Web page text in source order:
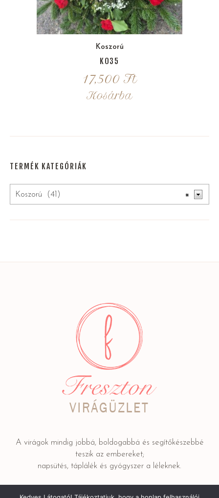
Koszorú
K035
17,500 Ft
Kosárba
TERMÉK KATEGÓRIÁK
×
Koszorú (41)
A virágok mindig jobbá, boldogabbá és segítőkészebbé
teszik az embereket;
napsütés, táplálék és gyógyszer a léleknek.